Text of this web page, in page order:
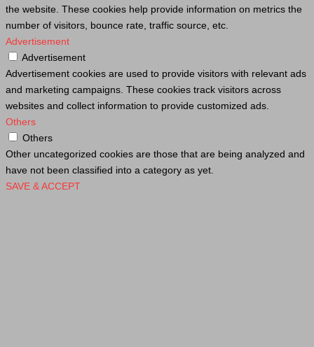
the website. These cookies help provide information on metrics the
number of visitors, bounce rate, traffic source, etc.
Advertisement
Advertisement
Advertisement cookies are used to provide visitors with relevant ads
and marketing campaigns. These cookies track visitors across
websites and collect information to provide customized ads.
Others
Others
Other uncategorized cookies are those that are being analyzed and
have not been classified into a category as yet.
SAVE & ACCEPT